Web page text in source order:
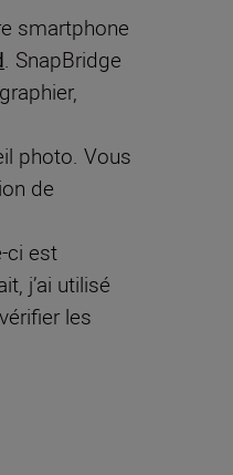
smartphone
. SnapBridge
photo. Vous
de
ci est
j’ai utilisé
les